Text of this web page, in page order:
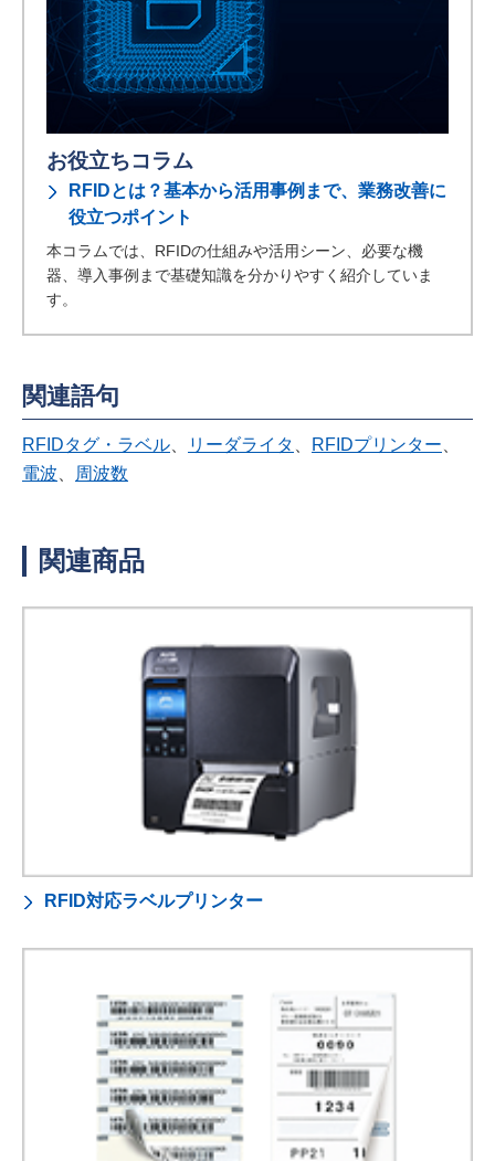
お役立ちコラム
RFIDとは？基本から活用事例まで、業務改善に
役立つポイント
本コラムでは、RFIDの仕組みや活用シーン、必要な機
器、導入事例まで基礎知識を分かりやすく紹介していま
す。
関連語句
RFIDタグ・ラベル リーダライタ RFIDプリンター
電波
周波数
関連商品
RFID対応ラベルプリンター